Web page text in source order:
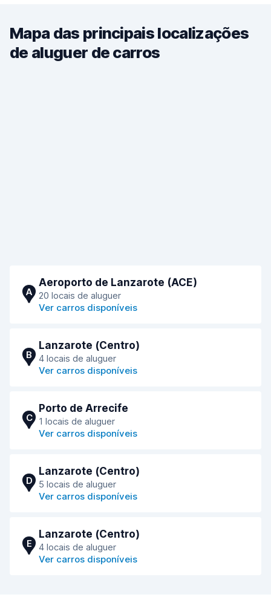
Mapa das principais localizações
de aluguer de carros
A
Aeroporto de Lanzarote (ACE)
20 locais de aluguer
Ver carros disponíveis
B
Lanzarote (Сentro)
4 locais de aluguer
Ver carros disponíveis
C
Porto de Arrecife
1 locais de aluguer
Ver carros disponíveis
D
Lanzarote (Сentro)
5 locais de aluguer
Ver carros disponíveis
E
Lanzarote (Сentro)
4 locais de aluguer
Ver carros disponíveis